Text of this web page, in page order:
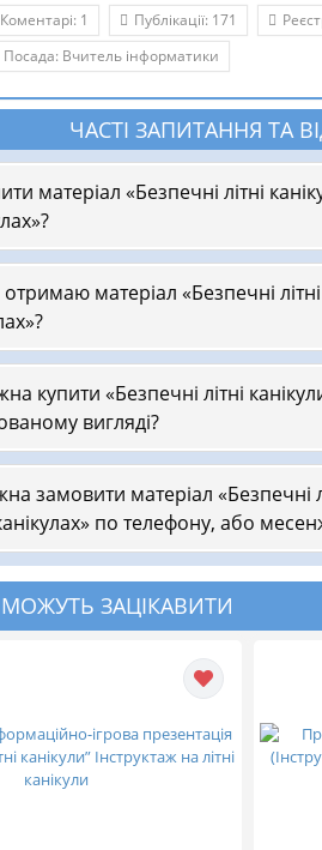
Коментарі: 1 Публікації: 171
Посада: Вчитель інформатики
ЧАСТІ ЗАПИТАННЯ ТА
матеріал «Безпечні літні
матеріал «Безпечні
купити «Безпечні літні
вигляді?
замовити матеріал «Безпечні
по телефону, або
ЗАЦІКАВИТИ